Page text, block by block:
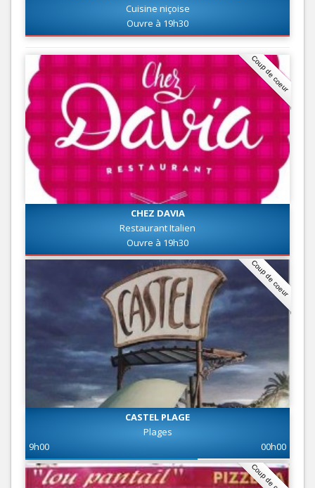
Cuisine niçoise
Ouvre à 19h30
Coup de coeur
CHEZ DAVIA
Restaurant Italien
Ouvre à 19h30
Coup de coeur
CASTEL PLAGE
Plages
9h00
00h00